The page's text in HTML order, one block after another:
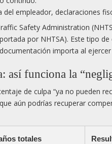
del empleador, declaraciones
Safety Administration
por NHTSA). Este tipo
importa al
así funciona la
de culpa “ya no pueden
aún podrías recuperar
totales